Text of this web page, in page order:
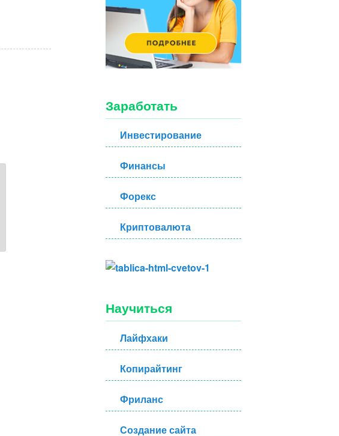
Заработать
Инвестирование
Финансы
Форекс
Криптовалюта
Научиться
Лайфхаки
Копирайтинг
Фриланс
Создание сайта